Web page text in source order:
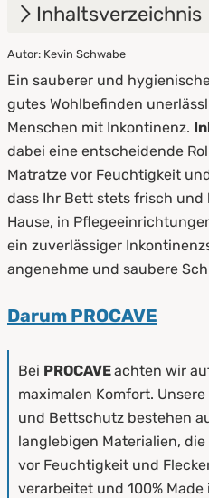
Inhaltsverzeichnis
1. Vorteile von
2. Arten von
Autor: Kevin Schwabe
Ein sauberer und
gutes Wohlbefinden
Menschen mit Inkontinenz.
dabei eine entscheidende
Matratze vor Feuchtigkeit
dass Ihr Bett stets frisch und
Hause, in
ein zuverlässiger
angenehme und saubere
Darum PROCAVE
Bei PROCAVEachten wir
maximalen Komfort.
und Bettschutz bestehen
langlebigen Materialien,
vor Feuchtigkeit und
verarbeitet und 100%